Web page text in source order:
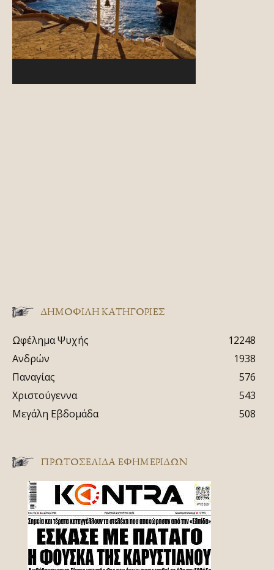
ΔΗΜΟΦΙΛΗ ΚΑΤΗΓΟΡΙΕΣ
Ωφέλημα Ψυχής
12248
Ανδρών
1938
Παναγίας
576
Χριστούγεννα
543
Μεγάλη Εβδομάδα
508
ΠΡΩΤΟΣΈΛΙΔΑ ΕΦΗΜΕΡΊΔΩΝ